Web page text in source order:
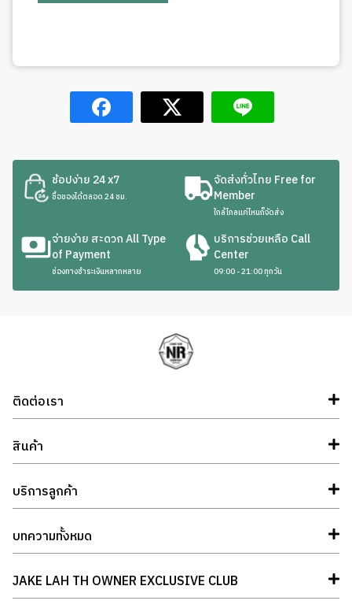
ช้อปง่าย 24 x7
ซื้อของได้ตลอด 24 ชม.
จัดส่งทั่วไทย Free for
Member
ใกล้ไกลแค่ไหนก็จัดส่ง
จ่ายง่าย สะดวก All Type
of Payment
ช่องทางชำระเงินหลากหลาย
บริการช่วยเหลือ Call
Center
09:00 - 21:00 ทุกวัน
ติดต่อเรา
สินค้า
บริการลูกค้า
บทความทั้งหมด
JAKE LAH TH OWNER EXCLUSIVE CLUB